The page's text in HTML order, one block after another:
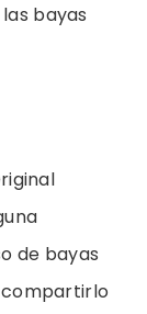
bayas
de bayas
compartirlo